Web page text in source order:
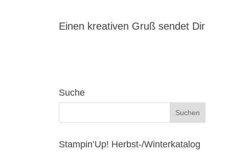
Einen kreativen Gruß sendet Dir
Suche
Stampin’Up! Herbst-/Winterkatalog